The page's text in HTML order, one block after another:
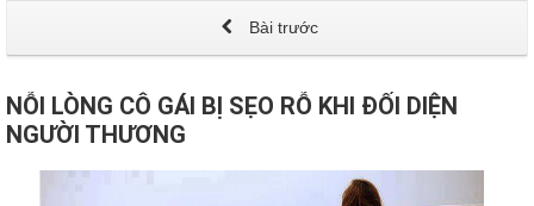
Bài trước
NỖI LÒNG CÔ GÁI BỊ SẸO RỖ KHI ĐỐI DIỆN
NGƯỜI THƯƠNG